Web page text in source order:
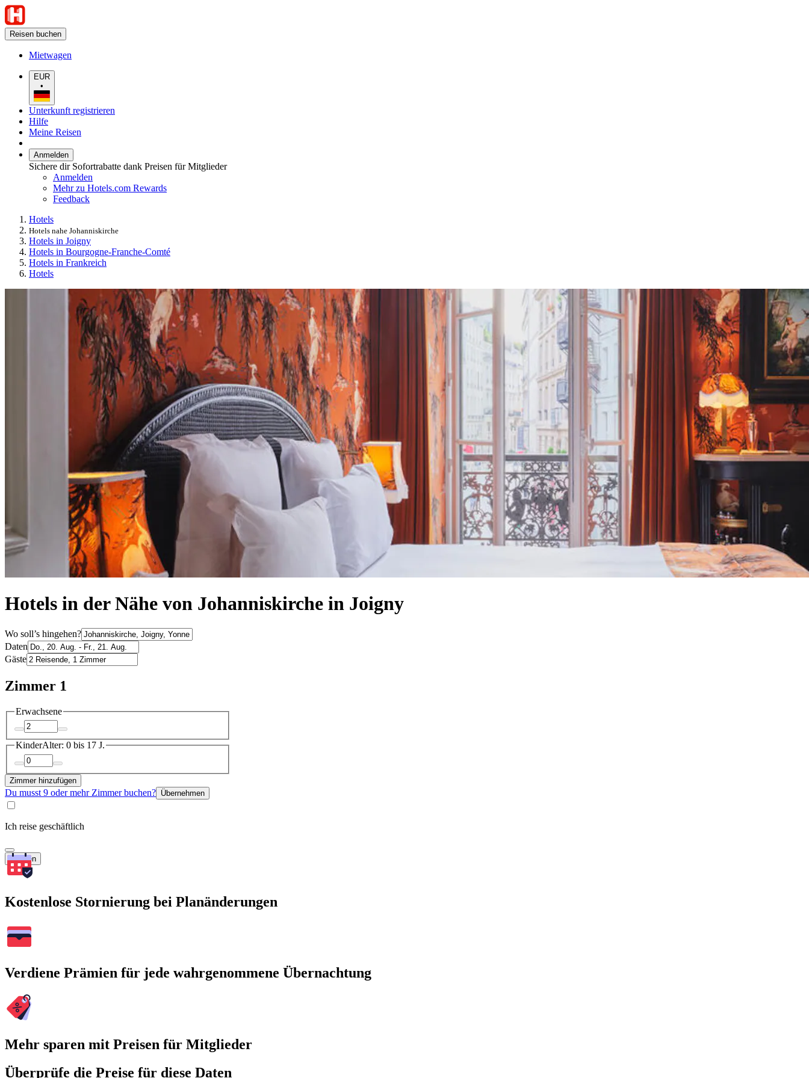
Reisen buchen
Mietwagen
EUR
•
Unterkunft registrieren
Hilfe
Meine Reisen
Anmelden
Sichere dir Sofortrabatte dank Preisen für Mitglieder
Anmelden
Mehr zu Hotels.com Rewards
Feedback
Hotels
Hotels nahe Johanniskirche
Hotels in Joigny
Hotels in Bourgogne-Franche-Comté
Hotels in Frankreich
Hotels
Hotels in der Nähe von Johanniskirche in Joigny
Wo soll’s hingehen?
Daten
Gäste
Zimmer 1
Erwachsene
KinderAlter: 0 bis 17 J.
Zimmer hinzufügen
Du musst 9 oder mehr Zimmer buchen? Übernehmen
Ich reise geschäftlich
Suchen
Kostenlose Stornierung bei Planänderungen
Verdiene Prämien für jede wahrgenommene Übernachtung
Mehr sparen mit Preisen für Mitglieder
Überprüfe die Preise für diese Daten